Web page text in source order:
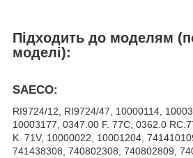
Підходить до моделям
моделі):
SAECO:
RI9724/12, RI9724/47, 10000114,
10003177, 0347.00 F. 77C, 0362.0
K. 71V, 10000022, 10001204,
741438308, 740802308, 740802809,